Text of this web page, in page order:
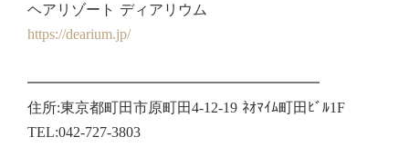
ヘアリゾート ディアリウム
https://dearium.jp/
━━━━━━━━━━━━━━━━━━━━
住所:東京都町田市原町田4-12-19 ﾈｵﾏｲﾑ町田ﾋﾞﾙ1F
TEL:042-727-3803